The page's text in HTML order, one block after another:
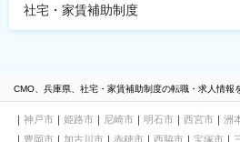
社宅・家賃補助制度
CMO、兵庫県、社宅・家賃補助制度の転職・求人情報
神戸市 姫路市 尼崎市 明石市 西宮市 洲
豊岡市
加古川市 赤穂市 西脇市 宝塚市